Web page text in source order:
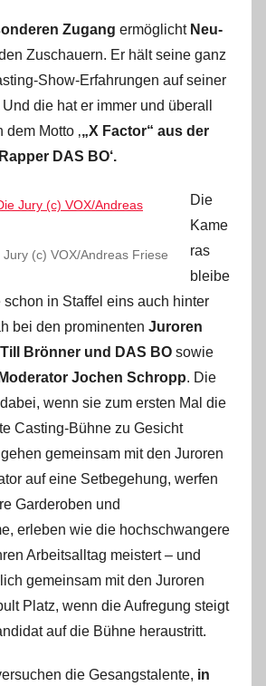
Zugang ermöglicht Neu-
Zuschauern. Er hält seine ganz
Show-Erfahrungen auf seiner
Und die hat er immer und überall
Motto ‚„X Factor“ aus der
DAS BO‘.
(c) VOX/Andreas Friese
Die
Kame
ras
bleibe
in Staffel eins auch hinter
bei den prominenten Juroren
Brönner und DAS BO sowie
Jochen Schropp. Die
wenn sie zum ersten Mal die
Casting-Bühne zu Gesicht
gemeinsam mit den Juroren
auf eine Setbegehung, werfen
Garderoben und
erleben wie die hochschwangere
Arbeitsalltag meistert – und
gemeinsam mit den Juroren
Platz, wenn die Aufregung steigt
auf die Bühne heraustritt.
die Gesangstalente, in